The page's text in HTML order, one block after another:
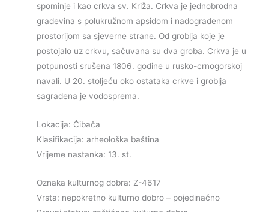
spominje i kao crkva sv. Križa. Crkva je jednobrodna
građevina s polukružnom apsidom i nadograđenom
prostorijom sa sjeverne strane. Od groblja koje je
postojalo uz crkvu, sačuvana su dva groba. Crkva je u
potpunosti srušena 1806. godine u rusko-crnogorskoj
navali. U 20. stoljeću oko ostataka crkve i groblja
sagrađena je vodosprema.
Lokacija: Čibača
Klasifikacija: arheološka baština
Vrijeme nastanka: 13. st.
Oznaka kulturnog dobra: Z-4617
Vrsta: nepokretno kulturno dobro – pojedinačno